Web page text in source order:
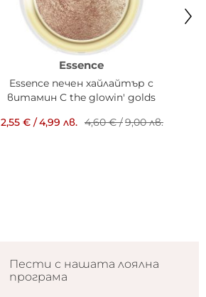
Essence
Essence печен хайлайтър с
витамин C the glowin' golds
2,55 € /4,99 лв. 4,60 €/9,00 лв.
Пести с нашата лоялна
програма